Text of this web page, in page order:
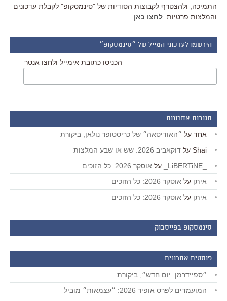
התמיכה, ולהצטרף לקבוצות הסודיות של "סינמסקופ" לקבלת עדכונים
והמלצות פרטיות. לחצו כאן
הירשמו לעדכוני המייל של ״סינמסקופ״
הכניסו כתובת אימייל ולחצו אנטר
תגובות אחרונות
אחד על ״האודיסאה״ של כריסטופר נולאן, ביקורת
Shai על דוקאביב 2026: שש או שבע המלצות
על אוסקר 2026: כל הזוכים
איתן על אוסקר 2026: כל הזוכים
איתן על אוסקר 2026: כל הזוכים
סינמסקופ בפייסבוק
פוסטים אחרונים
״ספיידרמן: יום חדש״, ביקורת
המועמדים לפרס אופיר 2026: ״עצמאות״ מוביל